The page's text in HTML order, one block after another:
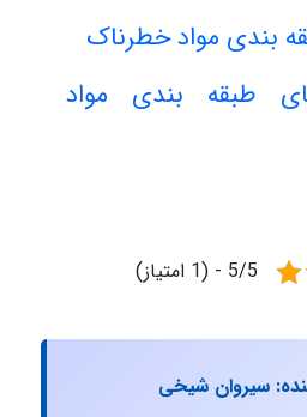
بندی مواد خطرناک
طبقه بندی مواد
5/5 - (1 امتیاز)
سیروان شیخی